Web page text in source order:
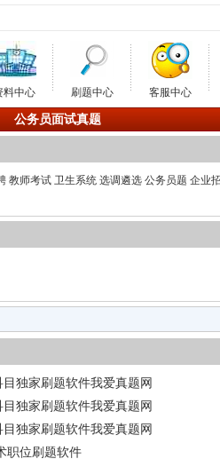
料中心 刷题中心 客服中心
公务员面试真题
教师考试 卫生系统 选调遴选 公务员题 企业
独家刷题软件我爱真题网
独家刷题软件我爱真题网
独家刷题软件我爱真题网
职位刷题软件